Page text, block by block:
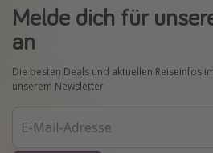
Melde dich für
an
Die besten Deals und aktuellen Reiseinfos
unserem Newsletter